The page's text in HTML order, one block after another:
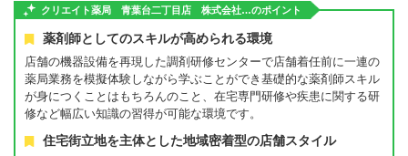
クリエイト薬局 青葉台二丁目店 株式会社…のポイント
薬剤師としてのスキルが高められる環境
店舗の機器設備を再現した調剤研修センターで店舗着任前に一連の
薬局業務を模擬体験しながら学ぶことができ基礎的な薬剤師スキル
が身につくことはもちろんのこと、在宅専門研修や疾患に関する研
修など幅広い知識の習得が可能な環境です。
住宅街立地を主体とした地域密着型の店舗スタイル